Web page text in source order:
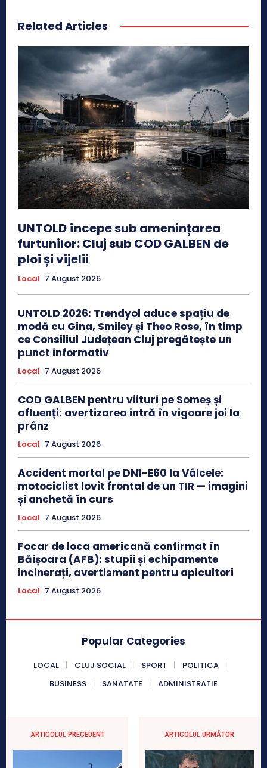
Related Articles
UNTOLD începe sub amenințarea
furtunilor: Cluj sub COD GALBEN de
ploi și vijelii
Local 7 August 2026
UNTOLD 2026: Trendyol aduce spațiu de
modă cu Gina, Smiley și Theo Rose, în timp
ce Consiliul Județean Cluj pregătește un
punct informativ
Local 7 August 2026
COD GALBEN pentru viituri pe Someș și
afluenți: avertizarea intră în vigoare joi la
prânz
Local 7 August 2026
Accident mortal pe DN1-E60 la Vâlcele:
motociclist lovit frontal de un TIR — imagini
și anchetă în curs
Local 7 August 2026
Focar de loca americană confirmat în
Băișoara (AFB): stupii și echipamente
incinerați, avertisment pentru apicultori
Local 7 August 2026
Popular Categories
LOCAL CLUJ SOCIAL SPORT
POLITICA
BUSINESS
SANATATE ADMINISTRATIE
ARTICOLUL PRECEDENT ARTICOLUL URMĂTOR